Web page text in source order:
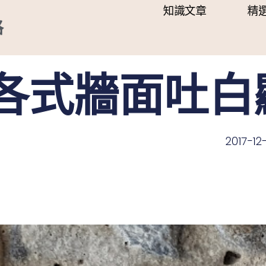
知識文章 精
式牆面吐
2017-